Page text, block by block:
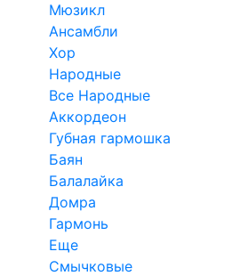
Мюзикл
Ансамбли
Хор
Народные
Все Народные
Аккордеон
Губная гармошка
Баян
Балалайка
Домра
Гармонь
Еще
Смычковые